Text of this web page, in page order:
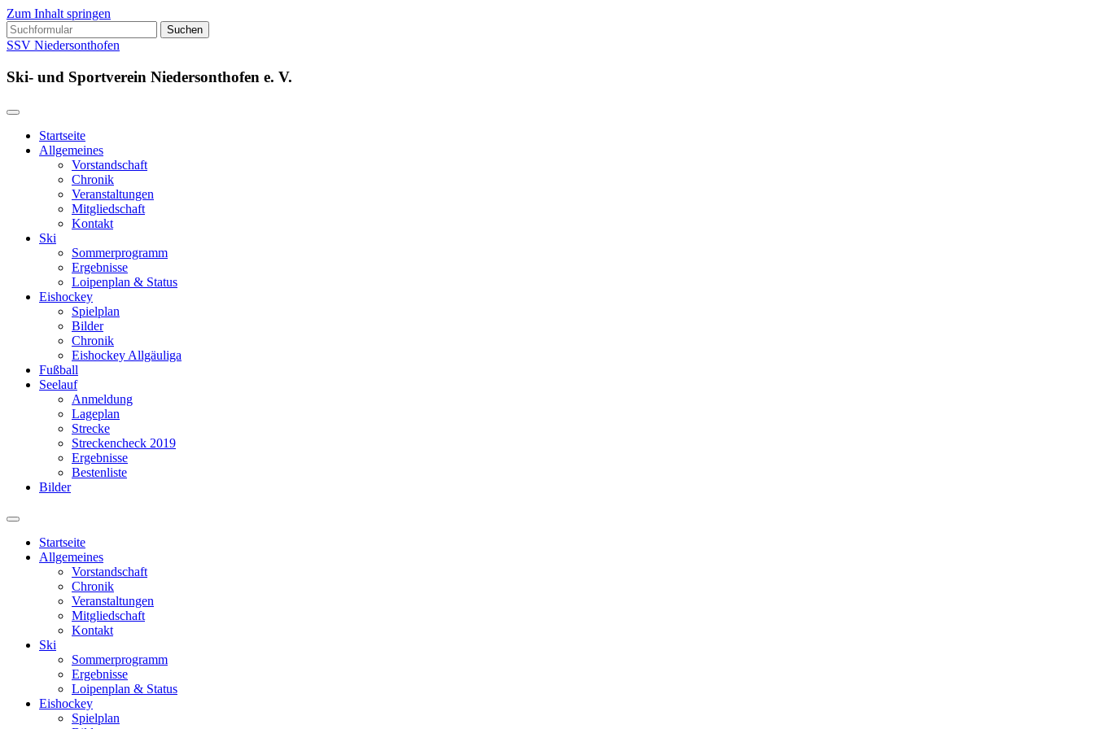
Zum Inhalt springen
Suchen
nach:
SSV Niedersonthofen
Ski- und Sportverein Niedersonthofen e. V.
Startseite
Allgemeines
Vorstandschaft
Chronik
Veranstaltungen
Mitgliedschaft
Kontakt
Ski
Sommerprogramm
Ergebnisse
Loipenplan & Status
Eishockey
Spielplan
Bilder
Chronik
Eishockey Allgäuliga
Fußball
Seelauf
Anmeldung
Lageplan
Strecke
Streckencheck 2019
Ergebnisse
Bestenliste
Bilder
Suchfeld
ein-/ausblenden
Startseite
Allgemeines
Vorstandschaft
Chronik
Veranstaltungen
Mitgliedschaft
Kontakt
Ski
Sommerprogramm
Ergebnisse
Loipenplan & Status
Eishockey
Spielplan